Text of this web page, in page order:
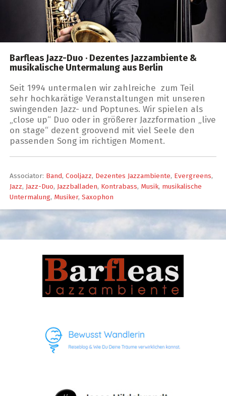
Barfleas Jazz-Duo · Dezentes Jazzambiente &
musikalische Untermalung aus Berlin
Seit 1994 untermalen wir zahlreiche zum Teil
sehr hochkarätige Veranstaltungen mit unseren
swingenden Jazz- und Poptunes. Wir spielen als
„close up“ Duo oder in größerer Jazzformation „live
on stage“ dezent groovend mit viel Seele den
passenden Song im richtigen Moment.
Associator: Band, Cooljazz, Dezentes Jazzambiente, Evergreens,
Jazz, Jazz-Duo, Jazzballaden, Kontrabass, Musik, musikalische
Untermalung, Musiker, Saxophon